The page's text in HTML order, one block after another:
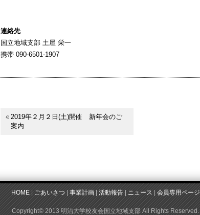
連絡先
国立地域支部 土屋 栄一
携帯 090-6501-1907
2019年２月２日(土)開催 新年会のご
案内
HOME| ごあいさつ | 事業計画| 活動報告| ニュース | 会員専用ページ
Copyright© 2013 明治大学校友会国立地域支部 All Rights Reserved.